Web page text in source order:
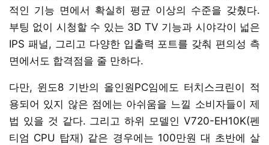
적인 기능 면에서 확실히 평균 이상의 수준을 갖췄다.
부팅 없이 시청할 수 있는 3D TV 기능과 시야각이 넓은
IPS 패널, 그리고 다양한 입출력 포트를 갖춰 편의성 측
면에서도 합격점을 줄 만하다.
다만, 윈도8 기반의 올인원PC임에도 터치스크린이 적
용되어 있지 않은 점에는 아쉬움을 느낄 소비자들이 제
법 있을 것 같다. 그리고 하위 모델인 V720-EH10K(펜
티엄 CPU 탑재) 같은 경우에는 100만원 대 초반에 살